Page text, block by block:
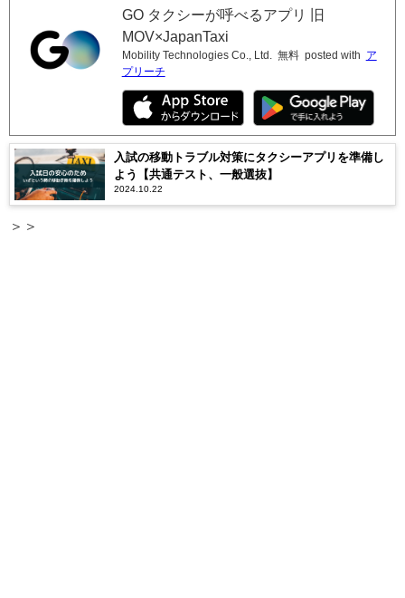
GO タクシーが呼べるアプリ 旧
MOV×JapanTaxi
Mobility Technologies Co., Ltd. 無料 posted with
ア
プリーチ
入試の移動トラブル対策にタクシーアプリを準備し
よう【共通テスト、一般選抜】
2024.10.22
＞＞